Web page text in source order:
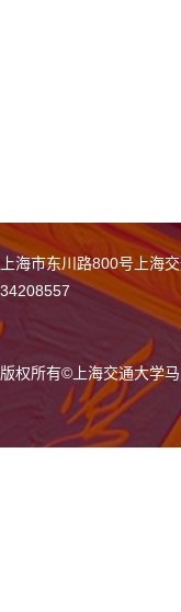
上海市东川路800号上海
34208557
版权所有© 上海交通大学